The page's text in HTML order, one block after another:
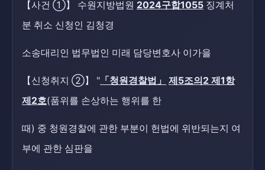
【사건 ①】 수원지방법원 2024구합1055 징계처
분 취소 신청인 김청경
소송대리인 법무법인 미래 담당변호사 이가을
【신청취지 ②】 " 「청원경찰법」
제5조의2 제1항
제2호(품위를 손상하는 행위를 한
때) 중 청원경찰에 관한 부분이 헌법에 위반되는지 여
부에 관한 심판을